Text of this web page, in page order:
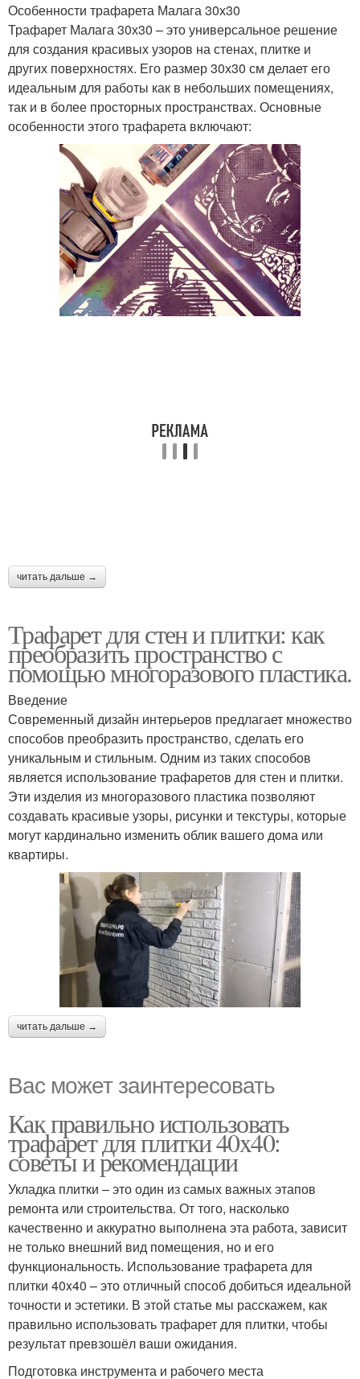
Особенности трафарета Малага 30х30
Трафарет Малага 30х30 – это универсальное решение
для создания красивых узоров на стенах, плитке и
других поверхностях. Его размер 30х30 см делает его
идеальным для работы как в небольших помещениях,
так и в более просторных пространствах. Основные
особенности этого трафарета включают:
читать дальше →
Трафарет для стен и плитки: как
преобразить пространство с
помощью многоразового пластика.
Введение
Современный дизайн интерьеров предлагает множество
способов преобразить пространство, сделать его
уникальным и стильным. Одним из таких способов
является использование трафаретов для стен и плитки.
Эти изделия из многоразового пластика позволяют
создавать красивые узоры, рисунки и текстуры, которые
могут кардинально изменить облик вашего дома или
квартиры.
читать дальше →
Вас может заинтересовать
Как правильно использовать
трафарет для плитки 40x40:
советы и рекомендации
Укладка плитки – это один из самых важных этапов
ремонта или строительства. От того, насколько
качественно и аккуратно выполнена эта работа, зависит
не только внешний вид помещения, но и его
функциональность. Использование трафарета для
плитки 40x40 – это отличный способ добиться идеальной
точности и эстетики. В этой статье мы расскажем, как
правильно использовать трафарет для плитки, чтобы
результат превзошёл ваши ожидания.
Подготовка инструмента и рабочего места